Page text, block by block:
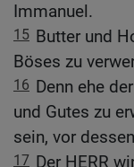
Immanuel.
15 Butter und
Böses zu
16 Denn ehe
und Gutes zu
sein, vor
17 Der HERR